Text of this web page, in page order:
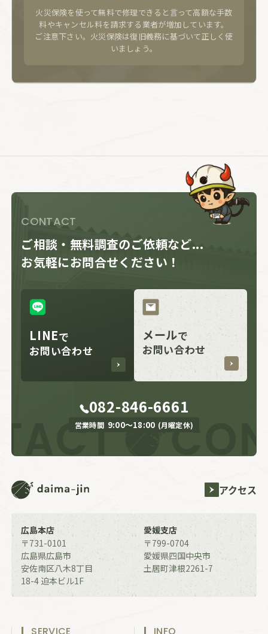
火災保険を使って無料で修理できると言って高額な手数
料やキャンセル料を請求する業者が増加しています。
ご注意下さい。火災保険は復旧義務に基づいて正しく使
いましょう。
CONTACT
ご相談・無料調査のご依頼など...
お気軽にお問合せください！
LINEで
お問い合わせ
メールで
お問い合わせ
082-846-6661
営業時間 9:00〜18:00 (月曜定休)
アクセス
広島本店
〒731-0101
広島県広島市
安佐南区八木8丁目
18-4 迫本ビル1F
愛媛支店
〒799-0704
愛媛県四国中央市
土居町津根2261-7